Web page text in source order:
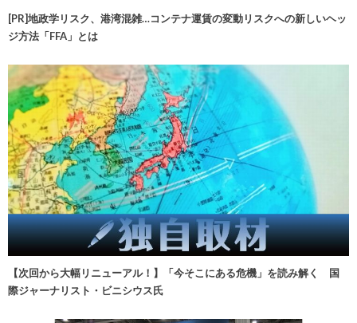
[PR]地政学リスク、港湾混雑…コンテナ運賃の変動リスクへの新しいヘッ
ジ方法「FFA」とは
【次回から大幅リニューアル！】「今そこにある危機」を読み解く 国
際ジャーナリスト・ビニシウス氏